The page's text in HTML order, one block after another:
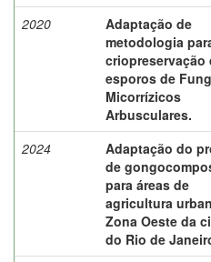
2020
Adaptação de
metodologia
criopreservação
esporos de
Micorrízicos
Arbusculares.
2024
Adaptação do
de
para áreas de
agricultura
Zona Oeste da
do Rio de